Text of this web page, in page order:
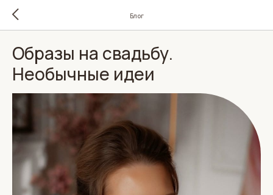
Блог
Образы на свадьбу.
Необычные идеи